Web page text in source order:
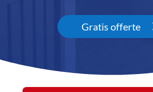
Gratis offerte